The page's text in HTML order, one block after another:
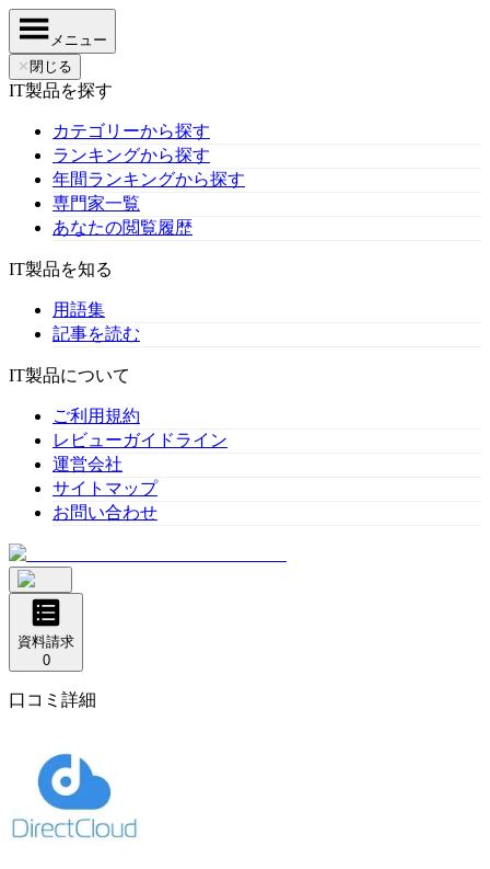
メニュー
✕ 閉じる
IT製品を探す
カテゴリーから探す
ランキングから探す
年間ランキングから探す
専門家一覧
あなたの閲覧履歴
IT製品を知る
用語集
記事を読む
IT製品について
ご利用規約
レビューガイドライン
運営会社
サイトマップ
お問い合わせ
資料請求
0
口コミ詳細